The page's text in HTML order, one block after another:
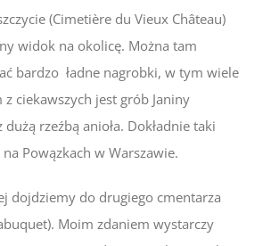
(Cimetière du Vieux Château)
widok na okolicę. Można tam
bardzo ładne nagrobki, w tym wiele
z ciekawszych jest grób Janiny
rzeźbą anioła. Dokładnie taki
Powązkach w Warszawie.
dojdziemy do drugiego cmentarza
Moim zdaniem wystarczy